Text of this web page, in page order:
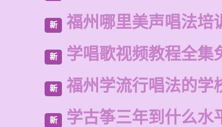
新 福州哪里美声唱法培
新 学唱歌视频教程全集
新 福州学流行唱法的学
新 学古筝三年到什么水